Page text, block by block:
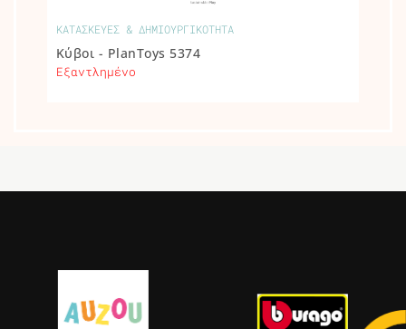
ΚΑΤΑΣΚΕΥΕΣ & ΔΗΜΙΟΥΡΓΙΚΟΤΗΤΑ
Κύβοι - PlanToys 5374
Εξαντλημένο